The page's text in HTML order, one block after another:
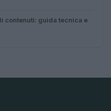
contenuti: guida tecnica e